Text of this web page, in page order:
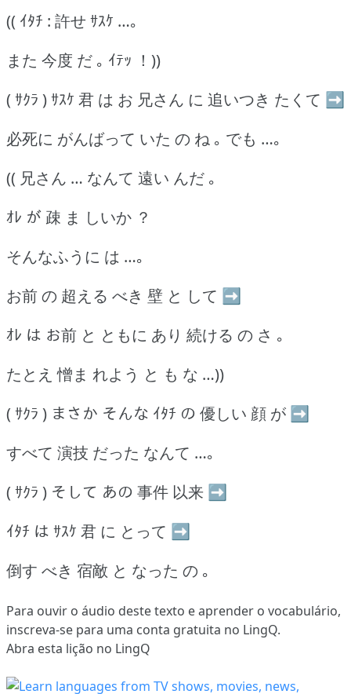
(( ｲﾀﾁ : 許せ ｻｽｹ …｡
また 今度 だ ｡ ｲﾃｯ ！))
( ｻｸﾗ ) ｻｽｹ 君 は お 兄さん に 追いつき たくて ➡
必死に がんばって いた の ね ｡ でも …｡
(( 兄さん … なんて 遠い んだ ｡
ｵﾚ が 疎 ま しいか ？
そんなふうに は …｡
お前 の 超える べき 壁 と して ➡
ｵﾚ は お前 と ともに あり 続ける の さ ｡
たとえ 憎ま れよう と も な …))
( ｻｸﾗ ) まさか そんな ｲﾀﾁ の 優しい 顔 が ➡
すべて 演技 だった なんて …｡
( ｻｸﾗ ) そして あの 事件 以来 ➡
ｲﾀﾁ は ｻｽｹ 君 に とって ➡
倒す べき 宿敵 と なった の ｡
Para ouvir o áudio deste texto e aprender o vocabulário,
inscreva-se para uma conta gratuita no LingQ.
Abra esta lição no LingQ